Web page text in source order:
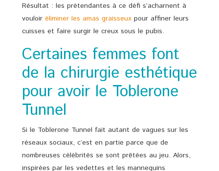
Résultat : les prétendantes à ce défi s’acharnent à
vouloir éliminer les amas graisseux pour affiner leurs
cuisses et faire surgir le creux sous le pubis.
Certaines femmes font
de la chirurgie esthétique
pour avoir le Toblerone
Tunnel
Si le Toblerone Tunnel fait autant de vagues sur les
réseaux sociaux, c’est en partie parce que de
nombreuses célébrités se sont prêtées au jeu. Alors,
inspirées par les vedettes et les mannequins